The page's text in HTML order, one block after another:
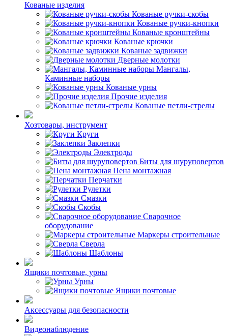
Кованые изделия
Кованые ручки-скобы
Кованые ручки-кнопки
Кованые кронштейны
Кованые крючки
Кованые задвижки
Дверные молотки
Мангалы,
Каминные наборы
Кованые урны
Прочие изделия
Кованые петли-стрелы
Хозтовары, инструмент
Круги
Заклепки
Электроды
Биты для шуруповертов
Пена монтажная
Перчатки
Рулетки
Смазки
Скобы
Сварочное
оборудование
Маркеры строительные
Сверла
Шаблоны
Ящики почтовые, урны
Урны
Ящики почтовые
Аксессуары для безопасности
Видеонаблюдение